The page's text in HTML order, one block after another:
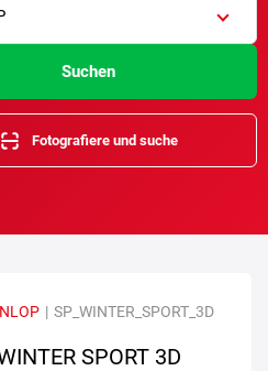
Suchen
Fotografiere und suche
| SP_WINTER_SPORT_3D
SPORT 3D